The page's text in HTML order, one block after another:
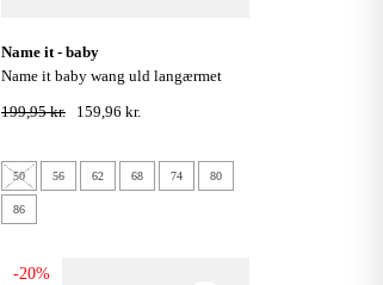
name it - baby
name it baby wang uld langærmet
199,95 kr. 159,96 kr.
50 56 62 68 74 80
86
-20%